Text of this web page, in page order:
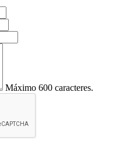
Máximo 600 caracteres.